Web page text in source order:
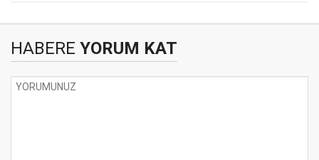
HABERE YORUM KAT